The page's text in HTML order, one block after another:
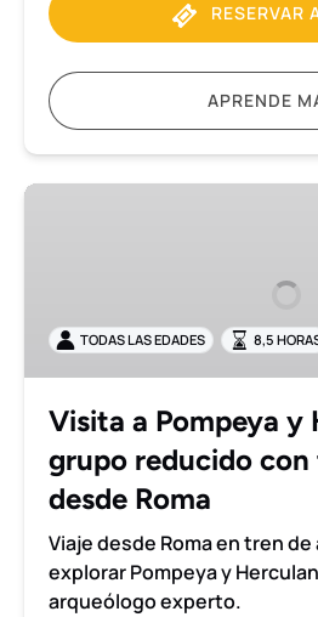
RESERVAR
APRENDE
Visita
grupo
con
transporte
desde
Roma
TODAS LAS EDADES 8,5
Visita a Pompeya y
grupo reducido
desde Roma
Viaje desde Roma en tren
explorar Pompeya y
arqueólogo experto.